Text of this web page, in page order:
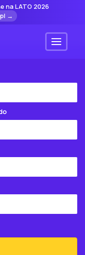
na LATO 2026
→
Menu